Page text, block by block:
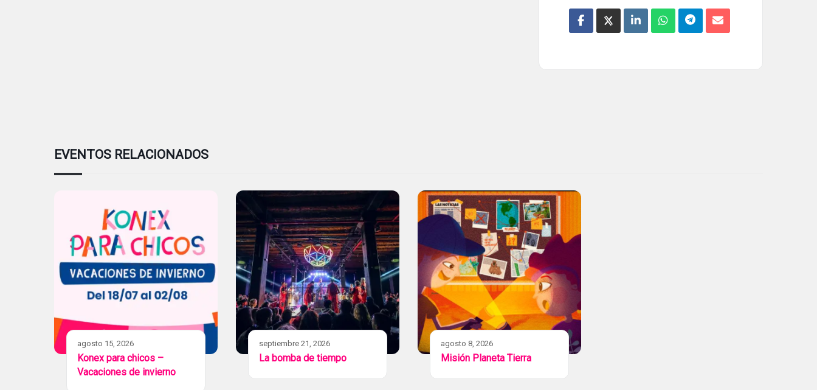
EVENTOS RELACIONADOS
agosto 15, 2026
Konex para chicos –
Vacaciones de invierno
septiembre 21, 2026
La bomba de tiempo
agosto 8, 2026
Misión Planeta Tierra